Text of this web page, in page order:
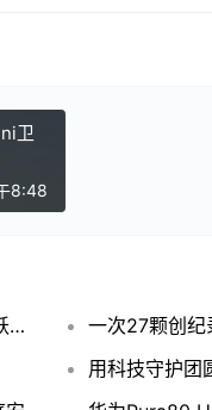
卫
8:48
又一国产机器狗“云深处山猫”秀肌肉：腾空飞跃、金鸡独立！